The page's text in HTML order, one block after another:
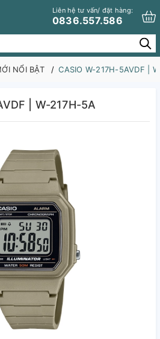
Liên hệ tư vấn/ đặt hàng:
0836.557.586
NỔI BẬT CASIO W-217H-5AVDF |
| W-217H-5A